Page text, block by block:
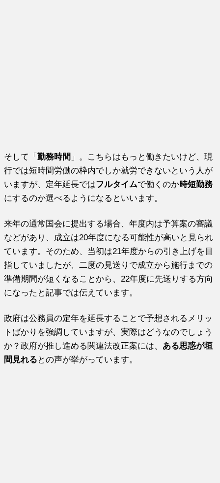
そして「勤務時間 」。こちらはもっと働きたいけど、現
行では短時間労働の枠内でしか就労できないという人が
いますが、定年延長ではフルタイムで働くのか時短勤務
にするのか選べるようになるといいます。
来年の通常国会に提出する場合、年度内は予算案の審議
などがあり、成立は20年度になる可能性が高いと見られ
ています。そのため、当初は21年度からの引き上げを目
指していましたが、二度の見送りで成立から施行までの
準備期間が短くなることから、22年度に先送りする方向
になったと記事では伝えています。
政府は公務員の定年を延長することで予想されるメリッ
トばかりを強調していますが、実際はどうなのでしょう
か？政府が推し進める関連法改正案には、 ある思惑が垣
間見れる との声が挙がっています。